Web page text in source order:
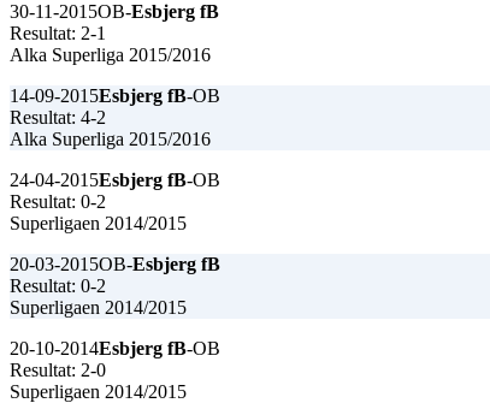
30-11-2015OB-Esbjerg fB
Resultat: 2-1
Alka Superliga 2015/2016
14-09-2015Esbjerg fB-OB
Resultat: 4-2
Alka Superliga 2015/2016
24-04-2015Esbjerg fB-OB
Resultat: 0-2
Superligaen 2014/2015
20-03-2015OB-Esbjerg fB
Resultat: 0-2
Superligaen 2014/2015
20-10-2014Esbjerg fB-OB
Resultat: 2-0
Superligaen 2014/2015